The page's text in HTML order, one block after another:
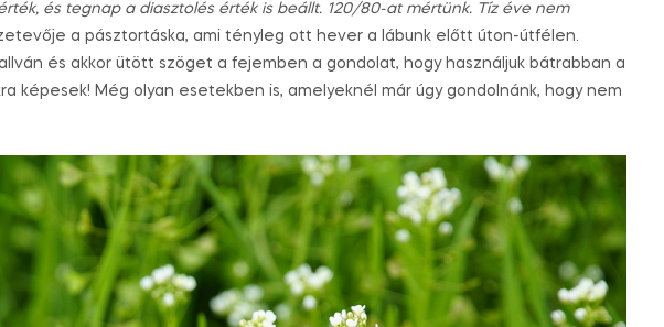
és tegnap a diasztolés érték is beállt. 120/80-at mértünk. Tíz éve nem
a pásztortáska, ami tényleg ott hever a lábunk előtt úton-útfélen.
és akkor ütött szöget a fejemben a gondolat, hogy használjuk bátrabban a
képesek! Még olyan esetekben is, amelyeknél már úgy gondolnánk, hogy nem